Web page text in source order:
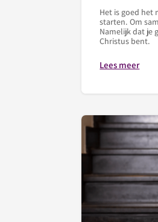
Het is goed het
starten. Om
Namelijk dat je
Christus bent.
Lees meer